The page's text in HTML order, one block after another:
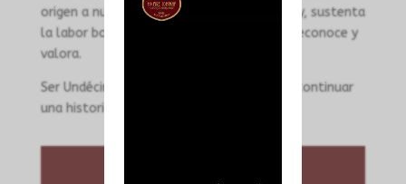
origen a nuestra Compañía y que, hasta hoy, sustenta
la labor bomberil que nuestra comunidad reconoce y
valora.
Ser Undécimos no es solo pertenecer… es continuar
una historia.